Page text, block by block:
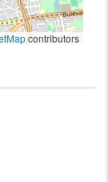
contributors